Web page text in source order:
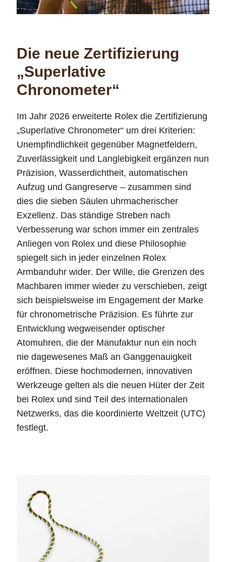
Die neue Zertifizierung
„Superlative
Chronometer“
Im Jahr 2026 erweiterte Rolex die Zertifizierung
„Superlative Chronometer“ um drei Kriterien:
Unempfindlichkeit gegenüber Magnetfeldern,
Zuverlässigkeit und Langlebigkeit ergänzen nun
Präzision, Wasserdichtheit, automatischen
Aufzug und Gangreserve – zusammen sind
dies die sieben Säulen uhrmacherischer
Exzellenz. Das ständige Streben nach
Verbesserung war schon immer ein zentrales
Anliegen von Rolex und diese Philosophie
spiegelt sich in jeder einzelnen Rolex
Armbanduhr wider. Der Wille, die Grenzen des
Machbaren immer wieder zu verschieben, zeigt
sich beispielsweise im Engagement der Marke
für chronometrische Präzision. Es führte zur
Entwicklung wegweisender optischer
Atomuhren, die der Manufaktur nun ein noch
nie dagewesenes Maß an Ganggenauigkeit
eröffnen. Diese hochmodernen, innovativen
Werkzeuge gelten als die neuen Hüter der Zeit
bei Rolex und sind Teil des internationalen
Netzwerks, das die koordinierte Weltzeit (UTC)
festlegt.